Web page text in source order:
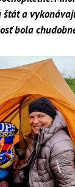
a
bola